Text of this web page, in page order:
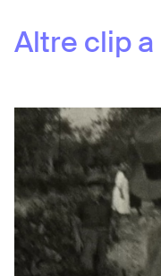
Altre clip a